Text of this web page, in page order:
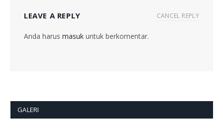
LEAVE A REPLY CANCEL REPLY
Anda harus masuk untuk berkomentar.
GALERI